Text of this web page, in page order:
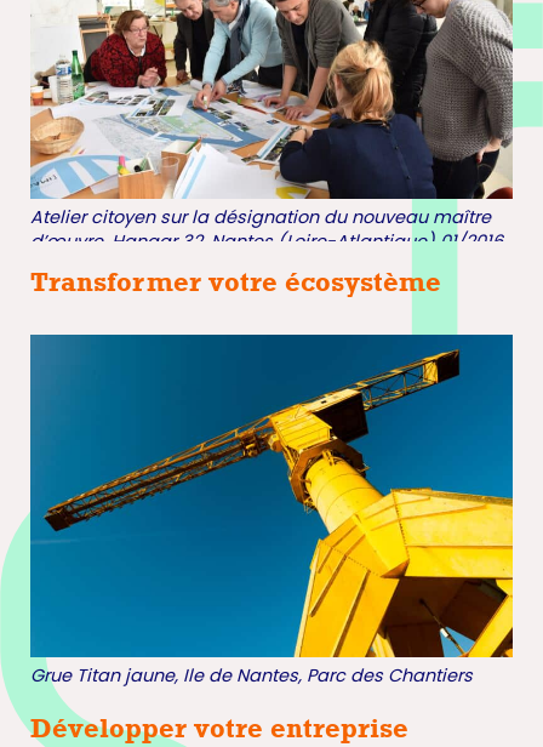
Atelier citoyen sur la désignation du nouveau maître
d’œuvre. Hangar 32. Nantes (Loire-Atlantique) 01/2016
Transformer votre écosystème
Grue Titan jaune, Ile de Nantes, Parc des Chantiers
Développer votre entreprise